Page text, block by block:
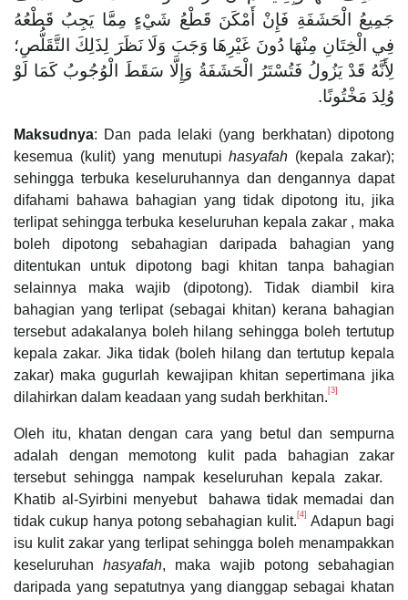
جَمِيعُ الْحَشَفَةِ فَإِنْ أَمْكَنَ قَطْعُ شَيْءٍ مِمَّا يَجِبُ قَطْعُهُ
فِي الْخِتَانِ مِنْهَا دُونَ غَيْرِهَا وَجَبَ وَلَا نَظَرَ لِذَلِكَ التَّقَلُّصِ؛
لِأَنَّهُ قَدْ يَزُولُ فَتُسْتَرُ الْحَشَفَةُ وَإِلَّا سَقَطَ الْوُجُوبُ كَمَا لَوْ
وُلِدَ مَخْتُونًا.
Maksudnya: Dan pada lelaki (yang berkhatan) dipotong
kesemua (kulit) yang menutupihasyafah (kepala zakar);
sehingga terbuka keseluruhannya dan dengannya dapat
difahami bahawa bahagian yang tidak dipotong itu, jika
terlipat sehingga terbuka keseluruhan kepala zakar , maka
boleh dipotong sebahagian daripada bahagian yang
ditentukan untuk dipotong bagi khitan tanpa bahagian
selainnya maka wajib (dipotong). Tidak diambil kira
bahagian yang terlipat (sebagai khitan) kerana bahagian
tersebut adakalanya boleh hilang sehingga boleh tertutup
kepala zakar. Jika tidak (boleh hilang dan tertutup kepala
zakar) maka gugurlah kewajipan khitan sepertimana jika
dilahirkan dalam keadaan yang sudah berkhitan. [3]
Oleh itu, khatan dengan cara yang betul dan sempurna
adalah dengan memotong kulit pada bahagian zakar
tersebut sehingga nampak keseluruhan kepala zakar.
Khatib al-Syirbini menyebut bahawa tidak memadai dan
tidak cukup hanya potong sebahagian kulit.[4] Adapun bagi
isu kulit zakar yang terlipat sehingga boleh menampakkan
keseluruhanhasyafah, maka wajib potong sebahagian
daripada yang sepatutnya yang dianggap sebagai khatan